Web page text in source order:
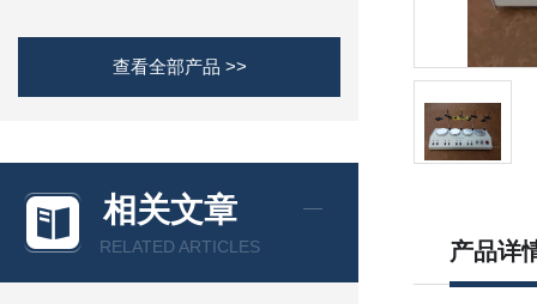
查看全部产品 >>
相关文章
RELATED ARTICLES 产品详